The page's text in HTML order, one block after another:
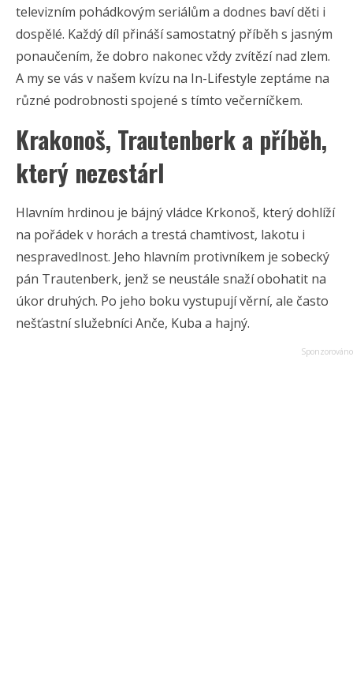
televizním pohádkovým seriálům a dodnes baví děti i
dospělé. Každý díl přináší samostatný příběh s jasným
ponaučením, že dobro nakonec vždy zvítězí nad zlem.
A my se vás v našem kvízu na In-Lifestyle zeptáme na
různé podrobnosti spojené s tímto večerníčkem.
Krakonoš, Trautenberk a příběh,
který nezestárl
Hlavním hrdinou je bájný vládce Krkonoš, který dohlíží
na pořádek v horách a trestá chamtivost, lakotu i
nespravedlnost. Jeho hlavním protivníkem je sobecký
pán Trautenberk, jenž se neustále snaží obohatit na
úkor druhých. Po jeho boku vystupují věrní, ale často
nešťastní služebníci Anče, Kuba a hajný.